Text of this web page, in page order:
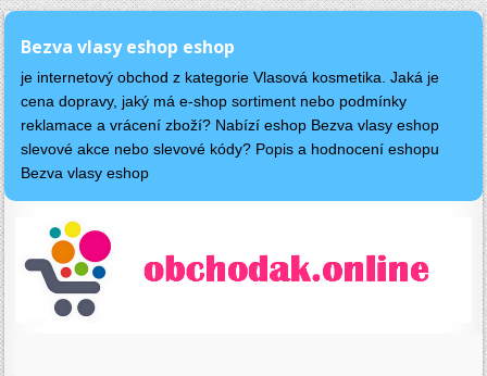
Bezva vlasy eshop eshop
je internetový obchod z kategorie Vlasová kosmetika. Jaká je
cena dopravy, jaký má e-shop sortiment nebo podmínky
reklamace a vrácení zboží? Nabízí eshop Bezva vlasy eshop
slevové akce nebo slevové kódy? Popis a hodnocení eshopu
Bezva vlasy eshop